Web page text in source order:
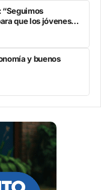
“Seguimos
que los jóvenes
y buenos